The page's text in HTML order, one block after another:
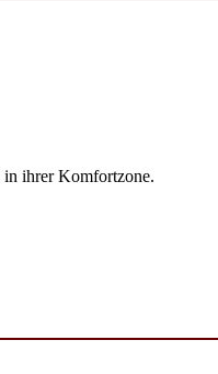
in ihrer Komfortzone.